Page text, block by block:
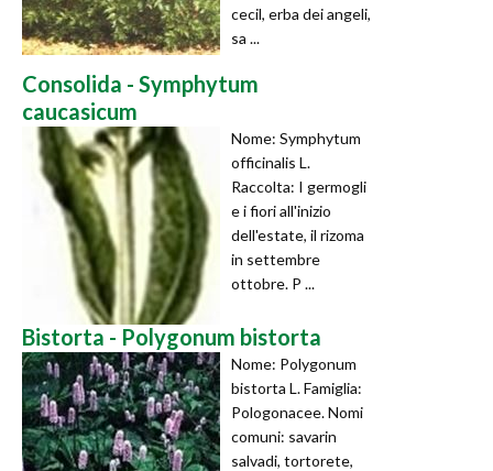
cecil, erba dei angeli,
sa ...
Consolida - Symphytum
caucasicum
Nome: Symphytum
officinalis L.
Raccolta: I germogli
e i fiori all'inizio
dell'estate, il rizoma
in settembre
ottobre. P ...
Bistorta - Polygonum bistorta
Nome: Polygonum
bistorta L. Famiglia:
Pologonacee. Nomi
comuni: savarin
salvadi, tortorete,